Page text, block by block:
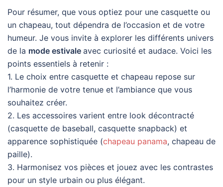
Pour résumer, que vous optiez pour une casquette ou
un chapeau, tout dépendra de l’occasion et de votre
humeur. Je vous invite à explorer les différents univers
de la mode estivale avec curiosité et audace. Voici les
points essentiels à retenir :
1. Le choix entre casquette et chapeau repose sur
l’harmonie de votre tenue et l’ambiance que vous
souhaitez créer.
2. Les accessoires varient entre look décontracté
(casquette de baseball, casquette snapback) et
apparence sophistiquée (chapeau panama, chapeau de
paille).
3. Harmonisez vos pièces et jouez avec les contrastes
pour un style urbain ou plus élégant.